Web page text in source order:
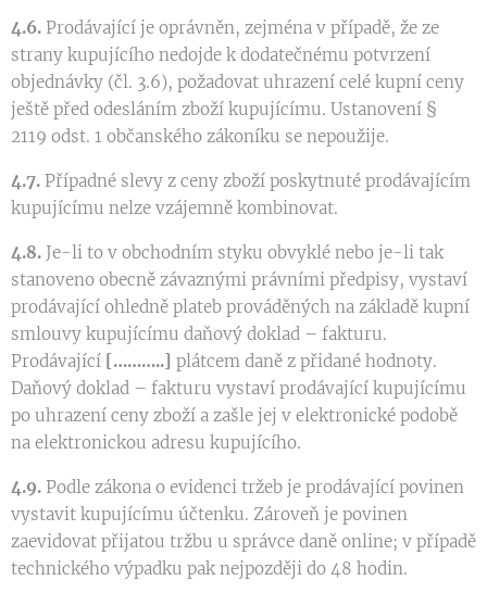
4.6. Prodávající je oprávněn, zejména v případě, že ze
strany kupujícího nedojde k dodatečnému potvrzení
objednávky (čl. 3.6), požadovat uhrazení celé kupní ceny
ještě před odesláním zboží kupujícímu. Ustanovení §
2119 odst. 1 občanského zákoníku se nepoužije.
4.7. Případné slevy z ceny zboží poskytnuté prodávajícím
kupujícímu nelze vzájemně kombinovat.
4.8. Je-li to v obchodním styku obvyklé nebo je-li tak
stanoveno obecně závaznými právními předpisy, vystaví
prodávající ohledně plateb prováděných na základě kupní
smlouvy kupujícímu daňový doklad – fakturu.
Prodávající [………..] plátcem daně z přidané hodnoty.
Daňový doklad – fakturu vystaví prodávající kupujícímu
po uhrazení ceny zboží a zašle jej v elektronické podobě
na elektronickou adresu kupujícího.
4.9. Podle zákona o evidenci tržeb je prodávající povinen
vystavit kupujícímu účtenku. Zároveň je povinen
zaevidovat přijatou tržbu u správce daně online; v případě
technického výpadku pak nejpozději do 48 hodin.